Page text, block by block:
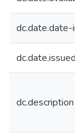
dc.date.issued
dc.description